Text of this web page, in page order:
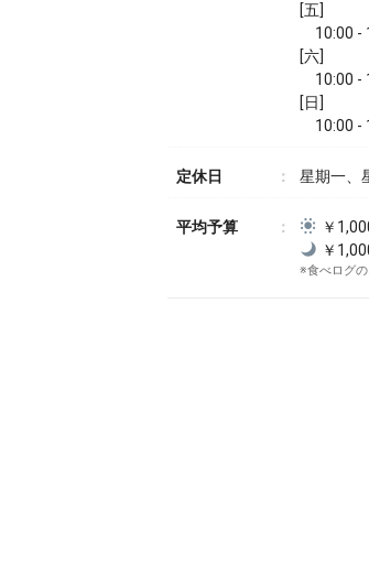
[五]
10:00 -
[六]
10:00 -
[日]
10:00 -
定休日 星期一、
平均予算
￥
￥
※食べログの